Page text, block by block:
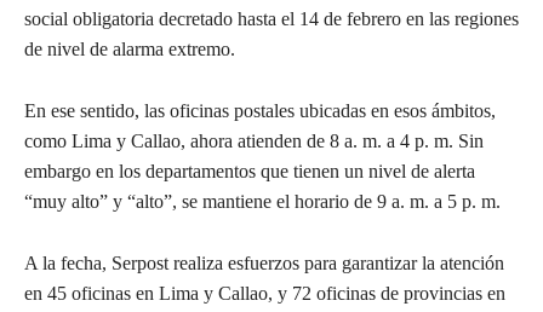
social obligatoria decretado hasta el 14 de febrero en las regiones
de nivel de alarma extremo.
En ese sentido, las oficinas postales ubicadas en esos ámbitos,
como Lima y Callao, ahora atienden de 8 a. m. a 4 p. m. Sin
embargo en los departamentos que tienen un nivel de alerta
“muy alto” y “alto”, se mantiene el horario de 9 a. m. a 5 p. m.
A la fecha, Serpost realiza esfuerzos para garantizar la atención
en 45 oficinas en Lima y Callao, y 72 oficinas de provincias en